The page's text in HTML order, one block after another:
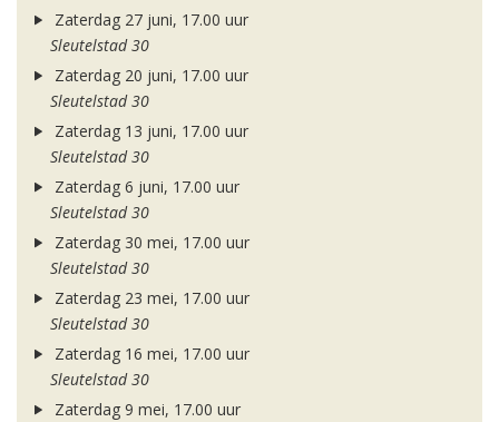
Zaterdag 27 juni, 17.00 uur
Sleutelstad 30
Zaterdag 20 juni, 17.00 uur
Sleutelstad 30
Zaterdag 13 juni, 17.00 uur
Sleutelstad 30
Zaterdag 6 juni, 17.00 uur
Sleutelstad 30
Zaterdag 30 mei, 17.00 uur
Sleutelstad 30
Zaterdag 23 mei, 17.00 uur
Sleutelstad 30
Zaterdag 16 mei, 17.00 uur
Sleutelstad 30
Zaterdag 9 mei, 17.00 uur